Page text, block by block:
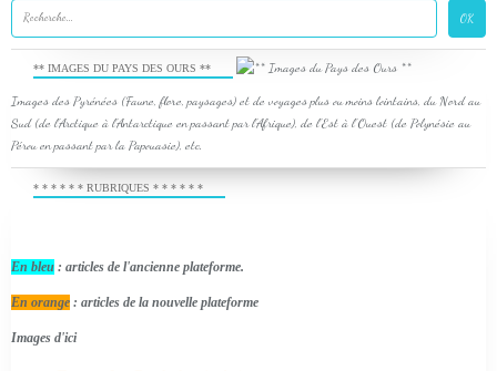
** IMAGES DU PAYS DES OURS **
Images des Pyrénées (Faune, flore, paysages) et de voyages plus ou moins lointains, du Nord au
Sud (de l'Arctique à l'Antarctique en passant par l'Afrique), de l'Est à l'Ouest (de Polynésie au
Pérou en passant par la Papouasie), etc.
* * * * * * RUBRIQUES * * * * * *
En bleu : articles de l'ancienne plateforme.
En orange : articles de la nouvelle plateforme
Images d'ici